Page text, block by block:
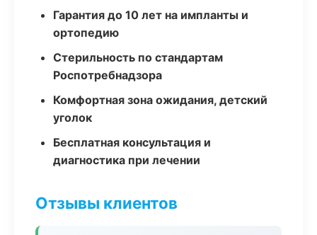
Гарантия до 10 лет на импланты и
ортопедию
Стерильность по стандартам
Роспотребнадзора
Комфортная зона ожидания, детский
уголок
Бесплатная консультация и
диагностика при лечении
Отзывы клиентов